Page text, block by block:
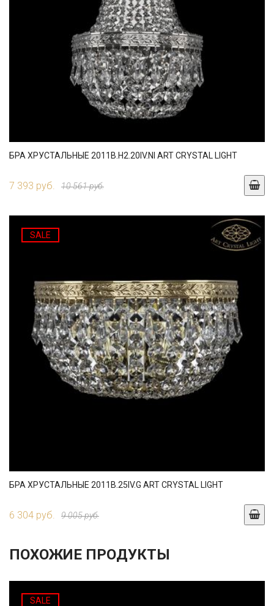
БРА ХРУСТАЛЬНЫЕ 2011B.H2.20IV.NI ART CRYSTAL LIGHT
7 393 руб. 10 561 руб.
SALE
БРА ХРУСТАЛЬНЫЕ 2011B.25IV.G ART CRYSTAL LIGHT
6 304 руб. 9 005 руб.
ПОХОЖИЕ ПРОДУКТЫ
SALE